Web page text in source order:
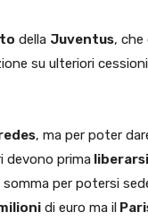
della Juventus,
su ulteriori
, ma per poter
devono prima liberarsi
per potersi
di euro ma il